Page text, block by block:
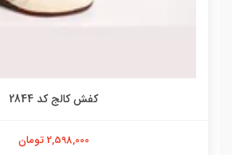
کفش کالج کد 2844
2,598,000 تومان